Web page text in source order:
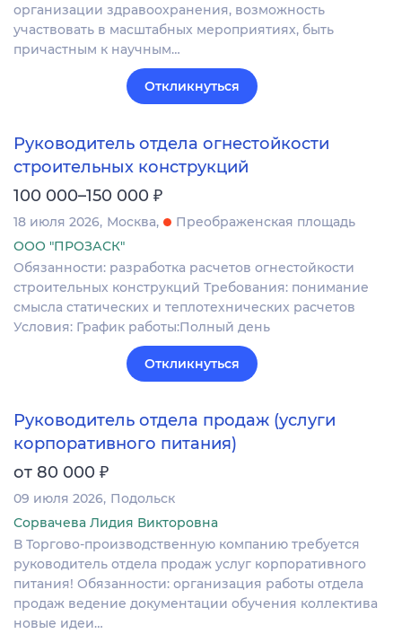
организации здравоохранения, возможность
участвовать в масштабных мероприятиях, быть
причастным к научным…
Откликнуться
Руководитель отдела огнестойкости
строительных конструкций
100 000–150 000 ₽
18 июля 2026 Москва
Преображенская площадь
ООО "ПРОЗАСК"
Обязанности: разработка расчетов огнестойкости
строительных конструкций Требования: понимание
смысла статических и теплотехнических расчетов
Условия: График работы:Полный день
Откликнуться
Руководитель отдела продаж (услуги
корпоративного питания)
от 80 000 ₽
09 июля 2026 Подольск
Сорвачева Лидия Викторовна
В Торгово-производственную компанию требуется
руководитель отдела продаж услуг корпоративного
питания! Обязанности: организация работы отдела
продаж ведение документации обучения коллектива
новые идеи…